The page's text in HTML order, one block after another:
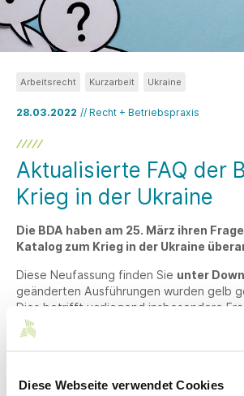
Diese Webseite verwendet Cookies
28.03.2022 // Recht + Betriebspraxis
Arbeitsrecht Kurzarbeit Ukraine
Aktualisierte FAQ der
Krieg in der Ukraine
Die BDA haben am 25. März ihren
Katalog zum Krieg in der Ukraine
Diese Neufassung finden Sie unter
geänderten Ausführungen wurden gelb
Dies betrifft vorliegend insbesondere
Aufenthaltstitel, der
Integrationskurse, der Ausbildung sowie
Unterstützungsmöglichkeiten. Darüber
Möglichkeiten Menschen mit russischer